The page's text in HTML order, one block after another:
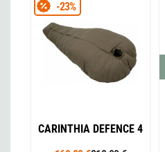
CARINTHIA DEFENCE 4
-23%